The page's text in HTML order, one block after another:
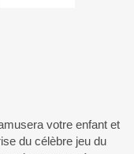
votre enfant et
du célèbre jeu du